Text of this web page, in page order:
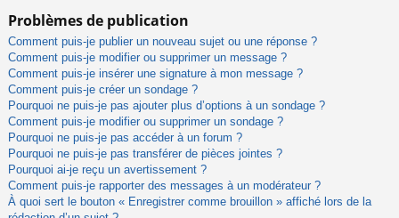
Problèmes de publication
Comment puis-je publier un nouveau sujet ou une réponse ?
Comment puis-je modifier ou supprimer un message ?
Comment puis-je insérer une signature à mon message ?
Comment puis-je créer un sondage ?
Pourquoi ne puis-je pas ajouter plus d’options à un sondage ?
Comment puis-je modifier ou supprimer un sondage ?
Pourquoi ne puis-je pas accéder à un forum ?
Pourquoi ne puis-je pas transférer de pièces jointes ?
Pourquoi ai-je reçu un avertissement ?
Comment puis-je rapporter des messages à un modérateur ?
À quoi sert le bouton « Enregistrer comme brouillon » affiché lors de la